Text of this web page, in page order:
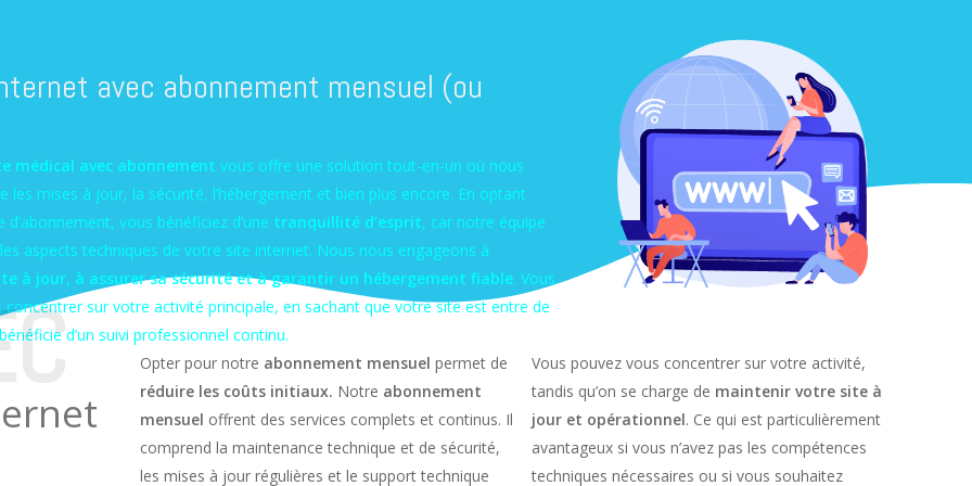
avec abonnement mensuel (ou
médical avec abonnement vous offre une solution tout-en-un où nous
les mises à jour, la sécurité, l’hébergement et bien plus encore. En optant
vous bénéficiez d’une tranquillité d’esprit, car notre équipe
aspects techniques de votre site internet. Nous nous engageons à
à jour, à assurer sa sécurité et à garantir un hébergement fiable. Vous
concentrer sur votre activité principale, en sachant que votre site est entre de
d’un suivi professionnel continu.
Opter pour notre abonnement mensuel permet de
réduire les coûts initiaux. Notre abonnement
mensuel offrent des services complets et continus. Il
comprend la maintenance technique et de sécurité,
les mises à jour régulières et le support technique
Vous pouvez vous concentrer sur votre activité,
tandis qu’on se charge de maintenir votre site à
jour et opérationnel. Ce qui est particulièrement
avantageux si vous n’avez pas les compétences
techniques nécessaires ou si vous souhaitez